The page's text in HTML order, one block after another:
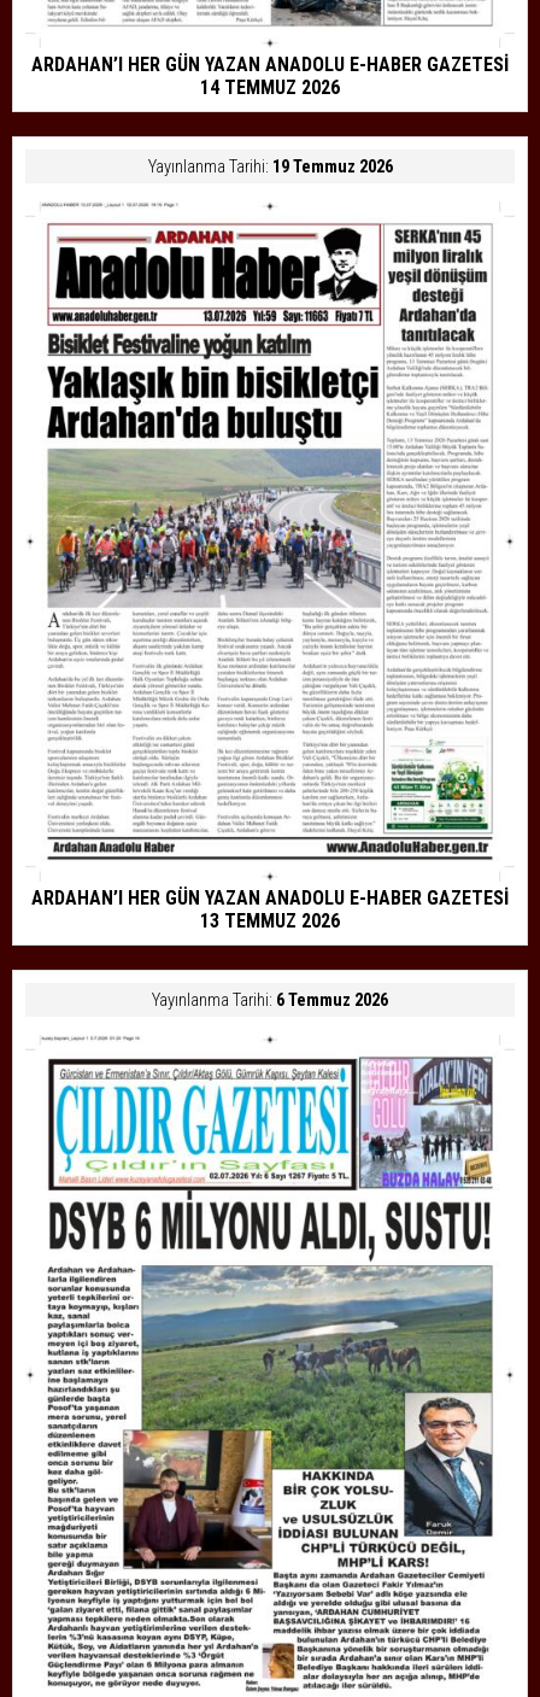
ARDAHAN’I HER GÜN YAZAN ANADOLU E-HABER GAZETESİ
14 TEMMUZ 2026
Yayınlanma Tarihi: 19 Temmuz 2026
ARDAHAN’I HER GÜN YAZAN ANADOLU E-HABER GAZETESİ
13 TEMMUZ 2026
Yayınlanma Tarihi: 6 Temmuz 2026